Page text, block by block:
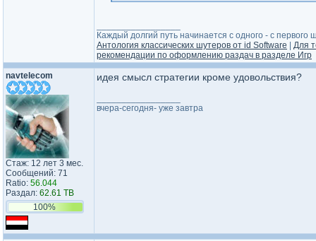
Каждый долгий путь начинается с одного - с первого
Антология классических шутеров от id Software
Для
рекомендации по оформлению раздач в разделе Игр
navtelecom
Стаж: 12 лет 3 мес.
Сообщений: 71
Ratio: 56.044
Раздал: 62.61 TB
100%
идея смысл стратегии кроме удовольствия?
вчера-сегодня- уже завтра